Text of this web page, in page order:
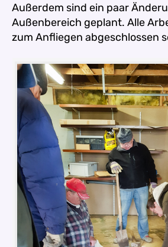
Außerdem sind ein paar
Außenbereich geplant. Alle
zum Anfliegen abgeschlossen